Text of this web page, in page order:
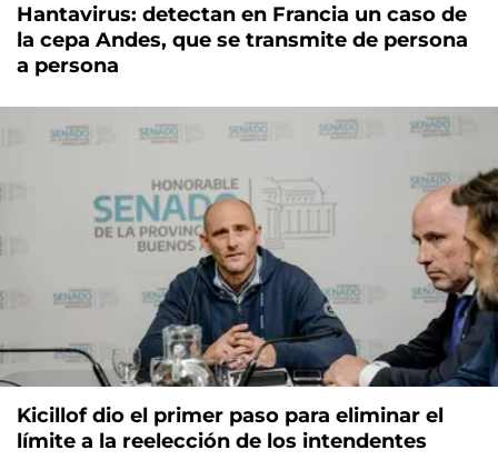
Hantavirus: detectan en Francia un caso de
la cepa Andes, que se transmite de persona
a persona
Kicillof dio el primer paso para eliminar el
límite a la reelección de los intendentes